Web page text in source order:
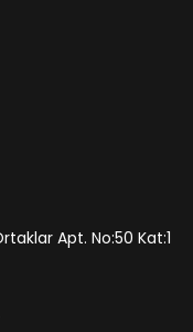
Apt. No:50 Kat:1